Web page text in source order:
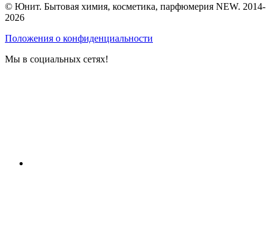
© Юнит. Бытовая химия, косметика, парфюмерия NEW. 2014-
2026
Положения о конфиденциальности
Мы в социальных сетях!